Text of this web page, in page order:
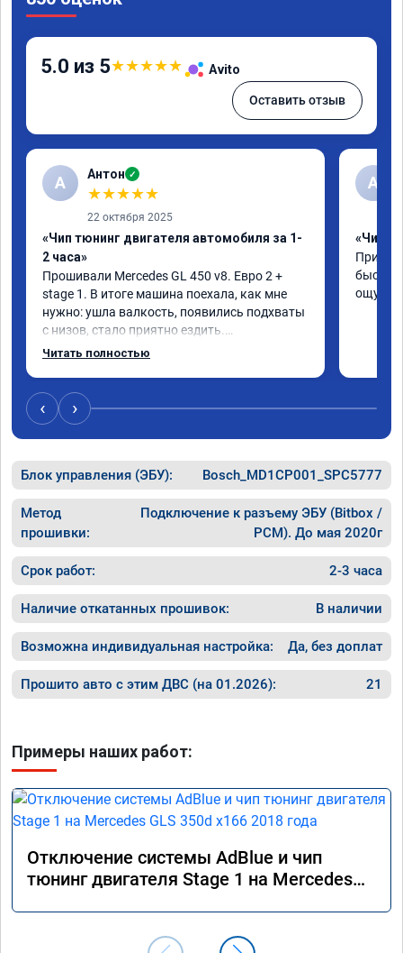
5.0 из 5★★★★★ Avito
Оставить отзыв
А Антон ✓
★★★★★
22 октября 2025
«Чип тюнинг двигателя автомобиля за 1-
2 часа»
Прошивали Mercedes GL 450 v8. Евро 2 +
stage 1. В итоге машина поехала, как мне
нужно: ушла валкость, появились подхваты
с низов, стало приятно ездить.
Одни из лучших трат, в авто! 🔥
Читать полностью
A
«Чип
‹ ›
Блок управления (ЭБУ): Bosch_MD1CP001_SPC5777
Метод
прошивки:
Подключение к разъему ЭБУ (Bitbox /
PCM). До мая 2020г
Срок работ: 2-3 часа
Наличие откатанных прошивок: В наличии
Возможна индивидуальная настройка: Да, без доплат
Прошито авто с этим ДВС (на 01.2026): 21
Примеры наших работ:
Отключение системы AdBlue и чип
тюнинг двигателя Stage 1 на Mercedes